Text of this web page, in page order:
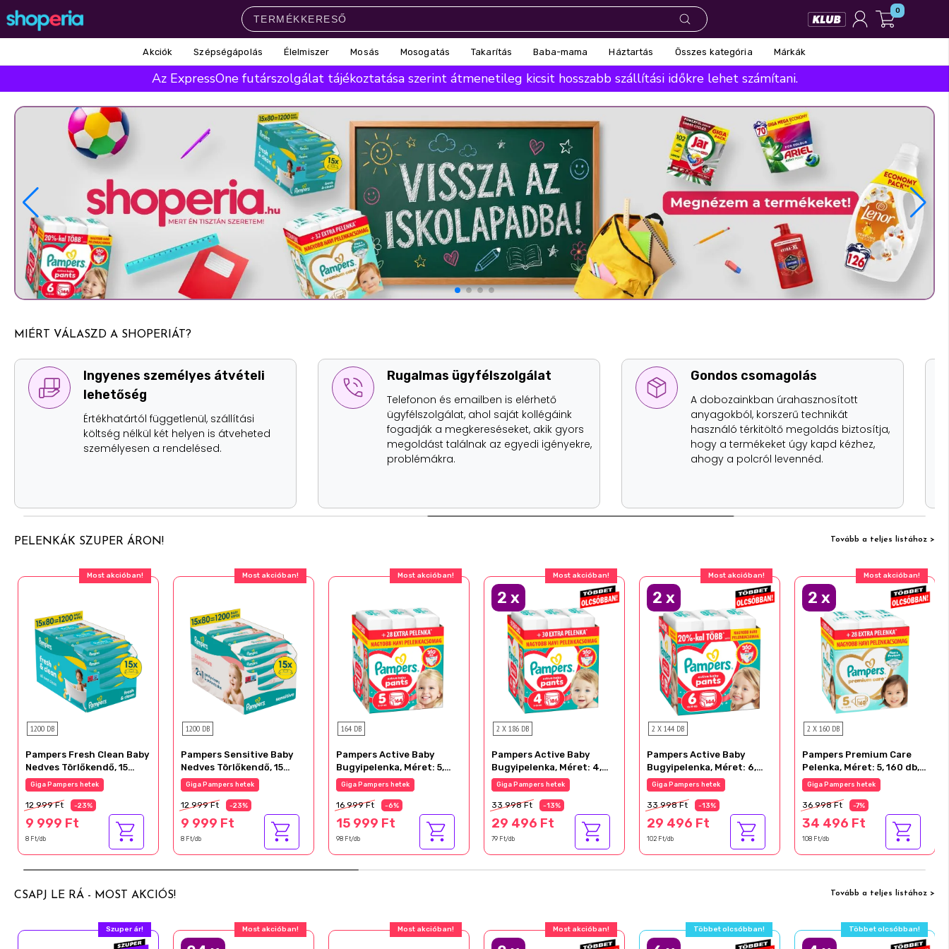
0
Élelmiszer
Mosás Mosogatás Takarítás
Baba-mama Háztartás
Népszerű márkák
Lenor
Coccolino
Népszerű keresések
leukoplast ariel lenor finish
pampers
Akciók Szépségápolás Élelmiszer Mosás Mosogatás Takarítás Baba-mama Háztartás Összes kategória Márkák
Az ExpressOne futárszolgálat tájékoztatása szerint átmenetileg kicsit hosszabb szállítási időkre lehet számítani.
MIÉRT VÁLASZD A SHOPERIÁT?
Ingyenes személyes átvételi
lehetőség
Értékhatártól függetlenül, szállítási
költség nélkül két helyen is átveheted
személyesen a rendelésed.
Rugalmas ügyfélszolgálat
Telefonon és emailben is elérhető
ügyfélszolgálat, ahol saját kollégáink
fogadják a megkereséseket, akik gyors
megoldást találnak az egyedi igényekre,
problémákra.
Gondos csomagolás
A dobozainkban úrahasznosított
anyagokból, korszerű technikát
használó térkitöltő megoldás biztosítja,
hogy a termékeket úgy kapd kézhez,
ahogy a polcról levennéd.
PELENKÁK SZUPER ÁRON! Tovább a teljes listához >
Most akcióban!
1200 DB
Pampers Fresh Clean Baby
Nedves Törlőkendő, 15
Csomag x 80 Törlőkendő
db Baba Nedves
Törlőkendő
Giga Pampers hetek
12 999 Ft -23%
9 999 Ft
8 Ft/db
Most akcióban!
1200 DB
Pampers Sensitive Baby
Nedves Törlőkendő, 15
Csomag x 80 Törlőkendő =
1200 db Baba Nedves
Törlőkendő
Giga Pampers hetek
12 999 Ft -23%
9 999 Ft
8 Ft/db
Most akcióban!
164 DB
Pampers Active Baby
Bugyipelenka, Méret: 5,
164 db Pelenka, 11kg-17kg
Giga Pampers hetek
16 999 Ft -6%
15 999 Ft
98 Ft/db
Most akcióban!
2 x
2 X 186 DB
Pampers Active Baby
Bugyipelenka, Méret: 4,
186 db Pelenka, 9kg-15kg
Giga Pampers hetek
33 998 Ft -13%
29 496 Ft
79 Ft/db
Most akcióban!
2 x
2 X 144 DB
Pampers Active Baby
Bugyipelenka, Méret: 6,
144 db Pelenka, 13kg-19kg
Giga Pampers hetek
33 998 Ft -13%
29 496 Ft
102 Ft/db
Most akcióban!
2 x
2 X 160 DB
Pampers Premium Care
Pelenka, Méret: 5, 160 db,
11kg-16kg
Giga Pampers hetek
36 998 Ft -7%
34 496 Ft
108 Ft/db
CSAPJ LE RÁ - MOST AKCIÓS! Tovább a teljes listához >
Szuper ár! Most akcióban! Most akcióban! Most akcióban! Többet olcsóbban! Többet olcsóbban!